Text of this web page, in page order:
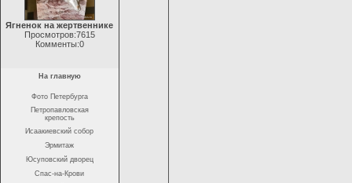
Ягненок на жертвеннике
Просмотров:7615
Комменты:0
На главную
Фото Петербурга
Петропавловская
крепость
Исаакиевский собор
Эрмитаж
Юсуповский дворец
Спас-на-Крови